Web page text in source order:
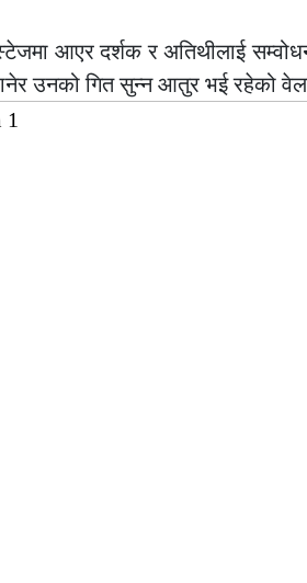
आएर दर्शक र अतिथीलाई
उनको गित सुन्न आतुर भई रहेको